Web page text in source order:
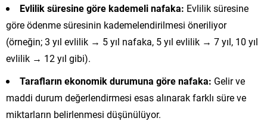
Evlilik süresine göre kademeli nafaka: Evlilik süresine
göre ödenme süresinin kademelendirilmesi öneriliyor
(örneğin; 3 yıl evlilik → 5 yıl nafaka, 5 yıl evlilik → 7 yıl, 10 yıl
evlilik → 12 yıl gibi).
Tarafların ekonomik durumuna göre nafaka: Gelir ve
maddi durum değerlendirmesi esas alınarak farklı süre ve
miktarların belirlenmesi düşünülüyor.